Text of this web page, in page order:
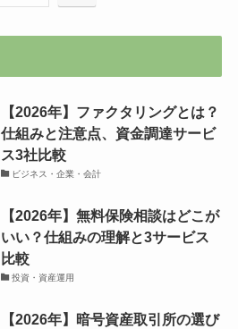
【2026年】ファクタリングとは？
仕組みと注意点、資金調達サービ
ス3社比較
ビジネス・企業・会計
【2026年】無料保険相談はどこが
いい？仕組みの理解と3サービス
比較
投資・資産運用
【2026年】暗号資産取引所の選び